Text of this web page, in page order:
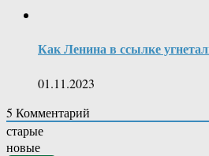
Как Ленина в ссылке
01.11.2023
5 Комментарий
старые
новые